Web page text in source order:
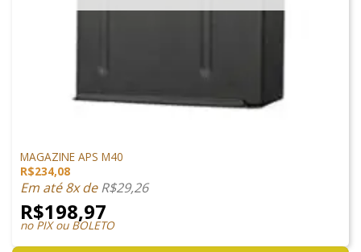
MAGAZINE APS M40
R$234,08
Em até 8x deR$29,26
R$198,97
no PIX ou BOLETO